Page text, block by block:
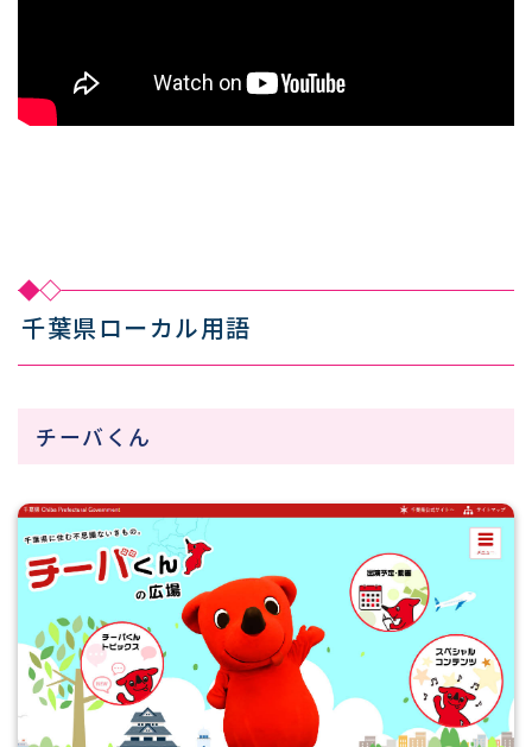
千葉県ローカル用語
チーバくん